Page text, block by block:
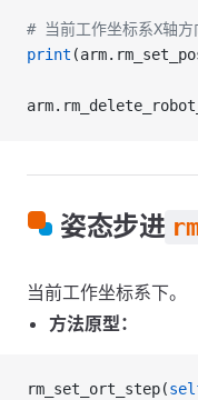
# 当前工作坐标系X轴方
print
姿态步进
当前工作坐标系下。
方法原型：
rm_set_ort_step(